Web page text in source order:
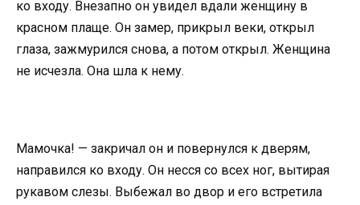
ко входу. Внезапно он увидел вдали женщину в
красном плаще. Он замер, прикрыл веки, открыл
глаза, зажмурился снова, а потом открыл. Женщина
не исчезла. Она шла к нему.
Мамочка! — закричал он и повернулся к дверям,
направился ко входу. Он несся со всех ног, вытирая
рукавом слезы. Выбежал во двор и его встретила